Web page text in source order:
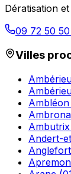
Dératisation
09 72 50
Villes
Ambléon
Ambutrix
Andert-
Anglefort